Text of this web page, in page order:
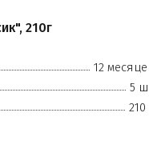
210г
12
5
210